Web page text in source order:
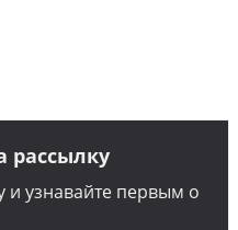
рассылку
и узнавайте первым о